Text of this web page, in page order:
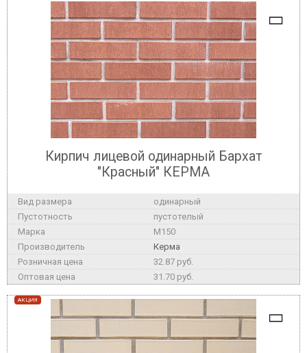
Кирпич лицевой одинарный Бархат
"Красный" КЕРМА
одинарный
пустотелый
M150
Керма
32.87 руб.
31.70 руб.
АКЦИЯ